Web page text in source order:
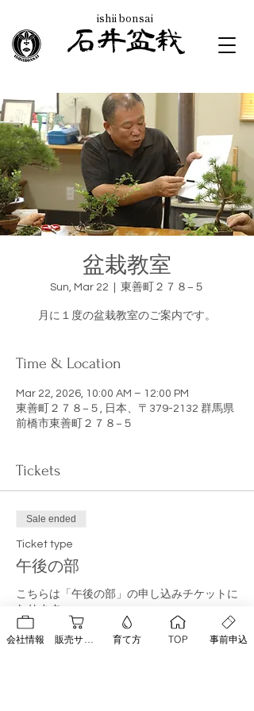
ishii bonsai
石井盆栽
盆栽教室
Sun, Mar 22 東善町２７８−５
月に１度の盆栽教室のご案内です。
Time & Location
Mar 22, 2026, 10:00 AM – 12:00 PM
東善町２７８−５, 日本、〒379-2132 群馬県
前橋市東善町２７８−５
Tickets
Sale ended
Ticket type
午後の部
こちらは「午後の部」の申し込みチケットに
なります。
Price
会社情報 育て方 TOP 事前申込